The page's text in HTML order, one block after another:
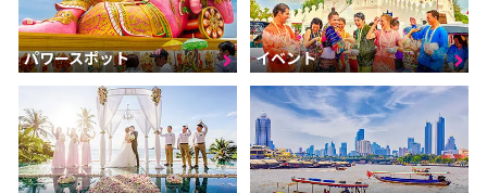
パワースポット イベント